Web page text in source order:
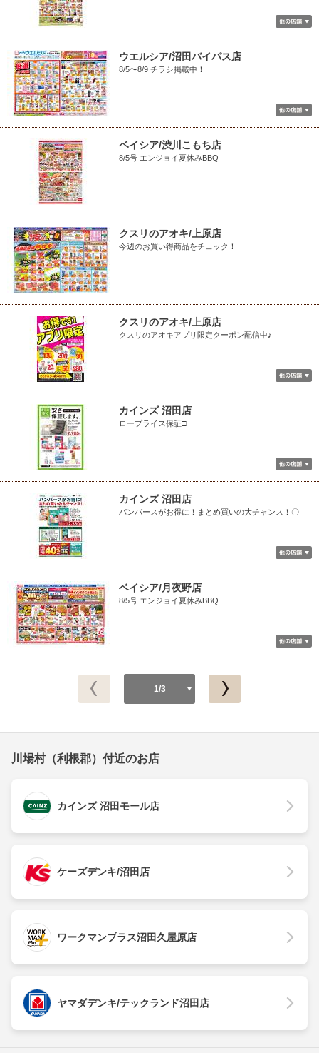
ウエルシア/沼田バイパス店
8/5〜8/9 チラシ掲載中！
ベイシア/渋川こもち店
8/5号 エンジョイ夏休みBBQ
クスリのアオキ/上原店
今週のお買い得商品をチェック！
クスリのアオキ/上原店
クスリのアオキアプリ限定クーポン配信中♪
カインズ 沼田店
ロープライス保証□
カインズ 沼田店
パンパースがお得に！まとめ買いの大チャンス！〇
ベイシア/月夜野店
8/5号 エンジョイ夏休みBBQ
1/3
川場村（利根郡）付近のお店
カインズ 沼田モール店
ケーズデンキ/沼田店
ワークマンプラス沼田久屋原店
ヤマダデンキ/テックランド沼田店